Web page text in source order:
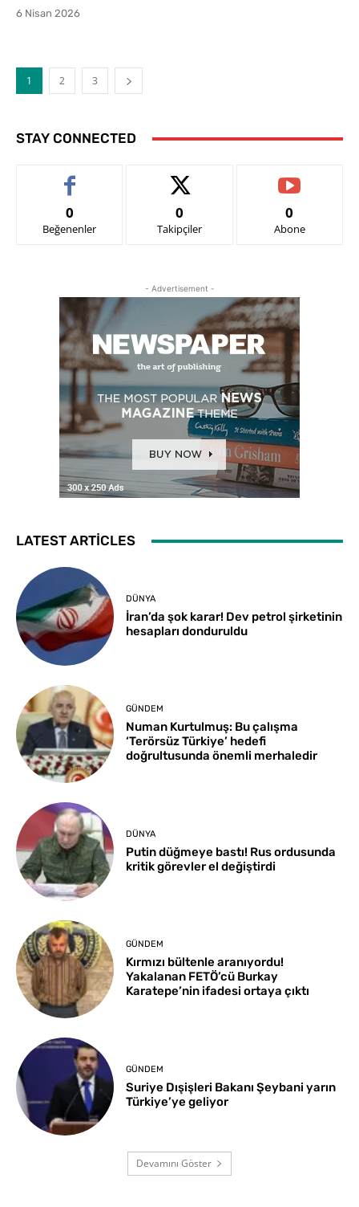
6 Nisan 2026
1 2 3
STAY CONNECTED
0
Beğenenler
0
Takipçiler
0
Abone
- Advertisement -
LATEST ARTICLES
DÜNYA
İran’da şok karar! Dev petrol şirketinin
hesapları donduruldu
GÜNDEM
Numan Kurtulmuş: Bu çalışma
‘Terörsüz Türkiye’ hedefi
doğrultusunda önemli merhaledir
DÜNYA
Putin düğmeye bastı! Rus ordusunda
kritik görevler el değiştirdi
GÜNDEM
Kırmızı bültenle aranıyordu!
Yakalanan FETÖ’cü Burkay
Karatepe’nin ifadesi ortaya çıktı
GÜNDEM
Suriye Dışişleri Bakanı Şeybani yarın
Türkiye’ye geliyor
Devamını Göster